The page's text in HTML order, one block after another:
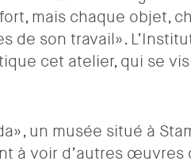
mais chaque objet,
de son travail».
cet atelier, qui se
un musée situé à
à voir d’autres œuvres